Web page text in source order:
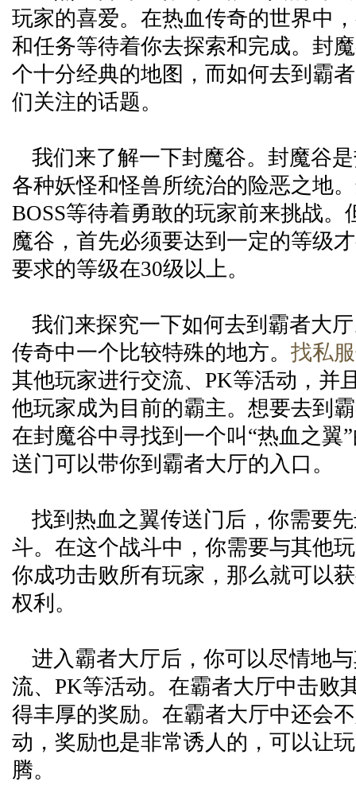
玩家的喜爱。在热血传奇的世界中
和任务等待着你去探索和完成。封
个十分经典的地图，而如何去到霸
们关注的话题。
我们来了解一下封魔谷。封魔谷
各种妖怪和怪兽所统治的险恶之地
BOSS等待着勇敢的玩家前来挑战。
魔谷，首先必须要达到一定的等级
要求的等级在30级以上。
我们来探究一下如何去到霸者大
传奇中一个比较特殊的地方。 找私
其他玩家进行交流、PK等活动，并
他玩家成为目前的霸主。想要去到
在封魔谷中寻找到一个叫“热血之翼
送门可以带你到霸者大厅的入口。
找到热血之翼传送门后，你需要
斗。在这个战斗中，你需要与其他
你成功击败所有玩家，那么就可以
权利。
进入霸者大厅后，你可以尽情地
流、PK等活动。在霸者大厅中击败
得丰厚的奖励。在霸者大厅中还会
动，奖励也是非常诱人的，可以让
腾。